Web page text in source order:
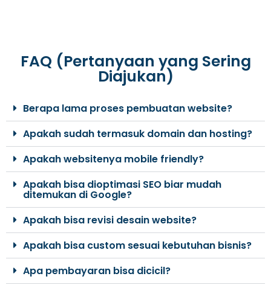
FAQ (Pertanyaan yang Sering
Diajukan)
Berapa lama proses pembuatan website?
Apakah sudah termasuk domain dan hosting?
Apakah websitenya mobile friendly?
Apakah bisa dioptimasi SEO biar mudah
ditemukan di Google?
Apakah bisa revisi desain website?
Apakah bisa custom sesuai kebutuhan bisnis?
Apa pembayaran bisa dicicil?